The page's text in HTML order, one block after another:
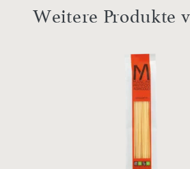
Weitere Produkte